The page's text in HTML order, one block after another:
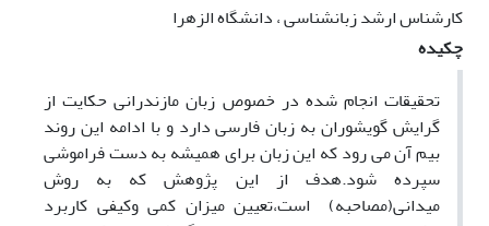
کارشناس ارشد زبانشناسی ، دانشگاه الزهرا
چکیده
تحقیقات انجام شده در خصوص زبان مازندرانی حکایت از
گرایش گویشوران به زبان فارسی دارد و با ادامه این روند
بیم آن می رود که این زبان برای همیشه به دست فراموشی
سپرده شود.هدف از این پژوهش که به روش
میدانی(مصاحبه) است،تعیین میزان کمی وکیفی کاربرد